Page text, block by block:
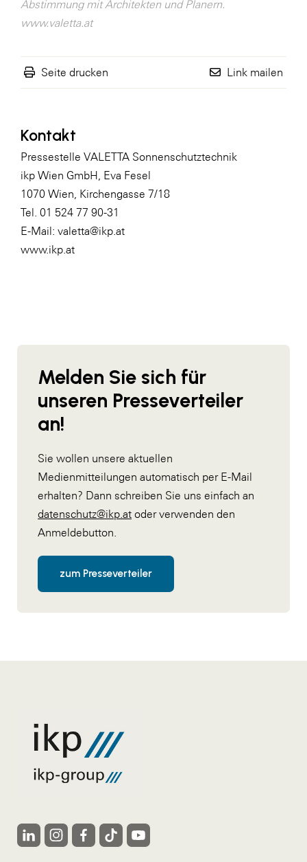
Abstimmung mit Architekten und Planern.
www.valetta.at
Seite drucken Link mailen
Kontakt
Pressestelle VALETTA Sonnenschutztechnik
ikp Wien GmbH, Eva Fesel
1070 Wien, Kirchengasse 7/18
Tel. 01 524 77 90-31
E-Mail: valetta@ikp.at
www.ikp.at
Melden Sie sich für
unseren Presseverteiler
an!
Sie wollen unsere aktuellen
Medienmitteilungen automatisch per E-Mail
erhalten? Dann schreiben Sie uns einfach an
datenschutz@ikp.at oder verwenden den
Anmeldebutton.
zum Presseverteiler